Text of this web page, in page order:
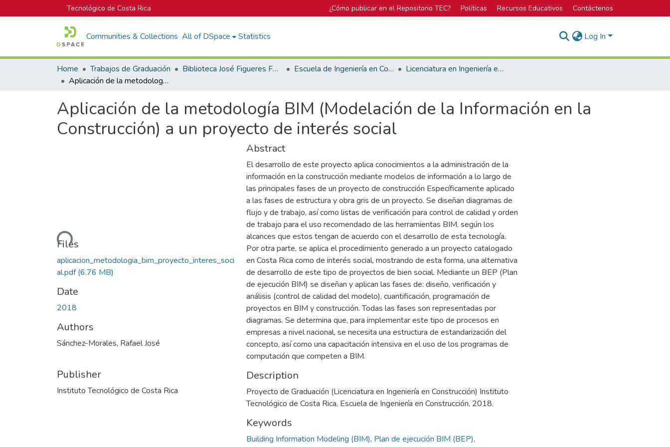
Tecnológico de Costa Rica ¿Cómo publicar en el Repositorio TEC? Políticas Recursos Educativos Contáctenos
Communities & Collections All of DSpace Statistics Log In
Home Trabajos de Graduación Biblioteca José Figueres Ferrer Escuela de Ingeniería en Construcción
Licenciatura en Ingeniería en Construcción
Aplicación de la metodología BIM (Modelación de la Información en la Construcción) a un proyecto de interés social
Aplicación de la metodología BIM (Modelación de la Información en la
Construcción) a un proyecto de interés social
Loading...
Files
aplicacion_metodologia_bim_proyecto_interes_soci
al.pdf(6.76 MB)
Date
2018
Authors
Sánchez-Morales, Rafael José
Publisher
Instituto Tecnológico de Costa Rica
Abstract
El desarrollo de este proyecto aplica conocimientos a la administración de la
información en la construcción mediante modelos de información a lo largo de
las principales fases de un proyecto de construcción Específicamente aplicado
a las fases de estructura y obra gris de un proyecto. Se diseñan diagramas de
flujo y de trabajo, así como listas de verificación para control de calidad y orden
de trabajo para el uso recomendado de las herramientas BIM, según los
alcances que estos tengan de acuerdo con el desarrollo de esta tecnología.
Por otra parte, se aplica el procedimiento generado a un proyecto catalogado
en Costa Rica como de interés social, mostrando de esta forma, una alternativa
de desarrollo de este tipo de proyectos de bien social. Mediante un BEP (Plan
de ejecución BIM) se diseñan y aplican las fases de: diseño, verificación y
análisis (control de calidad del modelo), cuantificación, programación de
proyectos en BIM y construcción. Todas las fases son representadas por
diagramas. Se determina que, para implementar este tipo de procesos en
empresas a nivel nacional, se necesita una estructura de estandarización del
concepto, así como una capacitación intensiva en el uso de los programas de
computación que competen a BIM.
Description
Proyecto de Graduación (Licenciatura en Ingeniería en Construcción) Instituto
Tecnológico de Costa Rica, Escuela de Ingeniería en Construcción, 2018.
Keywords
Building Information Modeling (BIM), Plan de ejecución BIM (BEP),